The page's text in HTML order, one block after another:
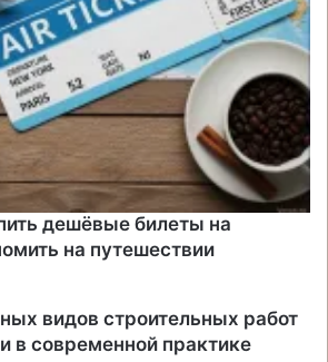
дешёвые билеты на
на путешествии
видов строительных работ
в современной практике